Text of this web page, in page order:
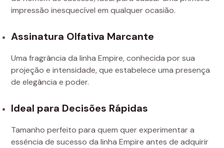
impressão inesquecível em qualquer ocasião.
Assinatura Olfativa Marcante
Uma fragrância da linha Empire, conhecida por sua
projeção e intensidade, que estabelece uma presença
de elegância e poder.
Ideal para Decisões Rápidas
Tamanho perfeito para quem quer experimentar a
essência de sucesso da linha Empire antes de adquirir